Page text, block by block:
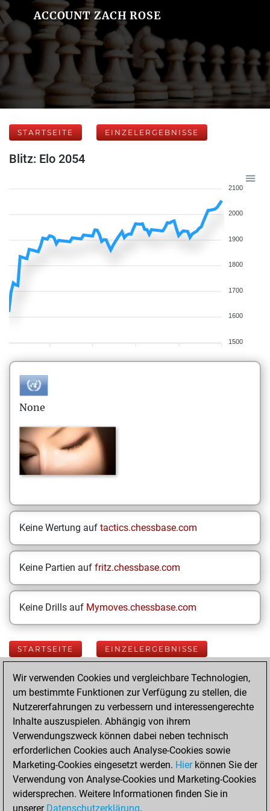
ACCOUNT ZACH ROSE
STARTSEITE EINZELERGEBNISSE
Blitz: Elo 2054
2100
2000
1900
1800
1700
1600
1500
None
Keine Wertung auf tactics.chessbase.com
Keine Partien auf fritz.chessbase.com
Keine Drills auf Mymoves.chessbase.com
STARTSEITE EINZELERGEBNISSE
Your Latest App
Activity
Samstag, Januar
24, 2026
You played 94
blitz games
Play
Wir verwenden Cookies und vergleichbare Technologien,
um bestimmte Funktionen zur Verfügung zu stellen, die
Nutzererfahrungen zu verbessern und interessengerechte
Inhalte auszuspielen. Abhängig von ihrem
Verwendungszweck können dabei neben technisch
erforderlichen Cookies auch Analyse-Cookies sowie
Marketing-Cookies eingesetzt werden. Hierkönnen Sie der
Verwendung von Analyse-Cookies und Marketing-Cookies
widersprechen. Weitere Informationen finden Sie in
unserer Datenschutzerklärung.